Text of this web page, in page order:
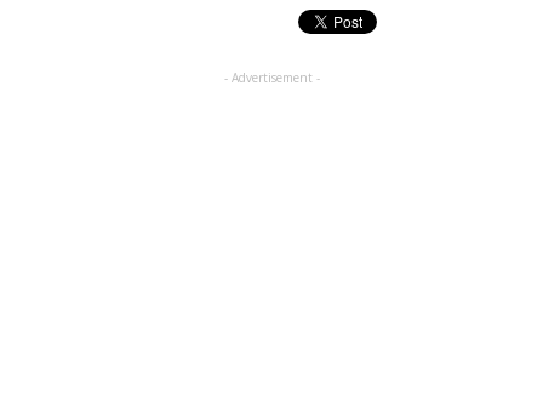
- Advertisement -